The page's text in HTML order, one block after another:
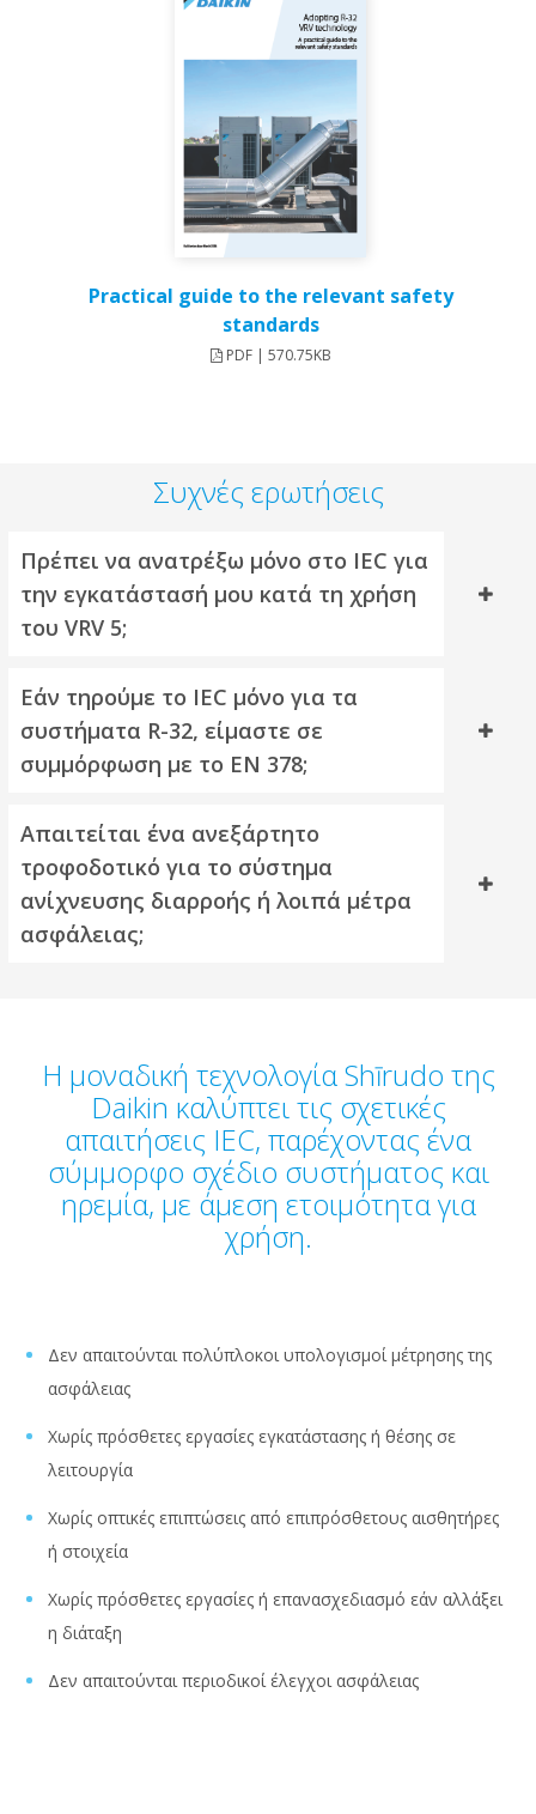
Practical guide to the relevant safety
standards
PDF | 570.75KB
Συχνές ερωτήσεις
Πρέπει να ανατρέξω μόνο στο IEC για
την εγκατάστασή μου κατά τη χρήση
του VRV 5;
Εάν τηρούμε το IEC μόνο για τα
συστήματα R-32, είμαστε σε
συμμόρφωση με το EN 378;
Απαιτείται ένα ανεξάρτητο
τροφοδοτικό για το σύστημα
ανίχνευσης διαρροής ή λοιπά μέτρα
ασφάλειας;
Η μοναδική τεχνολογία Shīrudo της
Daikin καλύπτει τις σχετικές
απαιτήσεις IEC, παρέχοντας ένα
σύμμορφο σχέδιο συστήματος και
ηρεμία, με άμεση ετοιμότητα για
χρήση.
Δεν απαιτούνται πολύπλοκοι υπολογισμοί μέτρησης της
ασφάλειας
Χωρίς πρόσθετες εργασίες εγκατάστασης ή θέσης σε
λειτουργία
Χωρίς οπτικές επιπτώσεις από επιπρόσθετους αισθητήρες
ή στοιχεία
Χωρίς πρόσθετες εργασίες ή επανασχεδιασμό εάν αλλάξει
η διάταξη
Δεν απαιτούνται περιοδικοί έλεγχοι ασφάλειας